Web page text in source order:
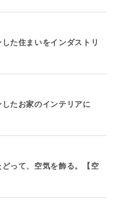
た住まいをインダストリ
したお家のインテリアに
って、空気を飾る。【空